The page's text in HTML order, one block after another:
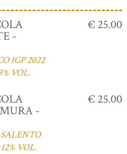
-
IGP 2022
VOL.
€ 25.00
-
VOL.
€ 25.00